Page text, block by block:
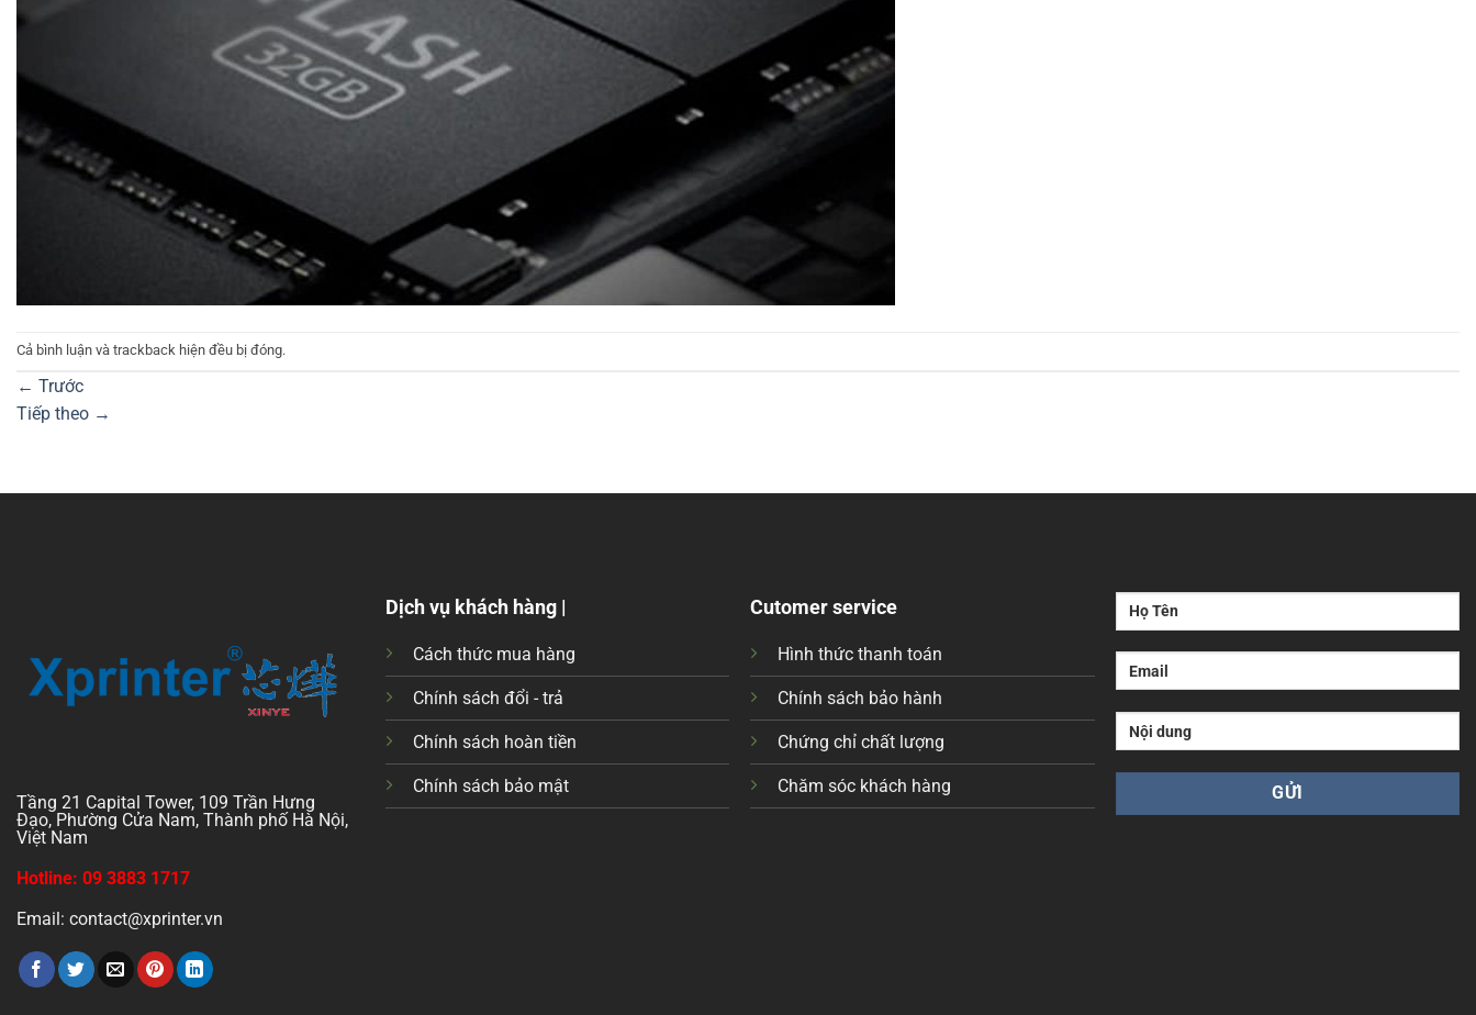
Cả bình luận và trackback hiện đều bị đóng.
← Trước
Tiếp theo →
Tầng 21 Capital Tower, 109 Trần Hưng
Đạo, Phường Cửa Nam, Thành phố Hà Nội,
Việt Nam
Hotline: 09 3883 1717
Email: contact@xprinter.vn
Dịch vụ khách hàng |
Cách thức mua hàng
Chính sách đổi - trả
Chính sách hoàn tiền
Chính sách bảo mật
Cutomer service
Hình thức thanh toán
Chính sách bảo hành
Chứng chỉ chất lượng
Chăm sóc khách hàng